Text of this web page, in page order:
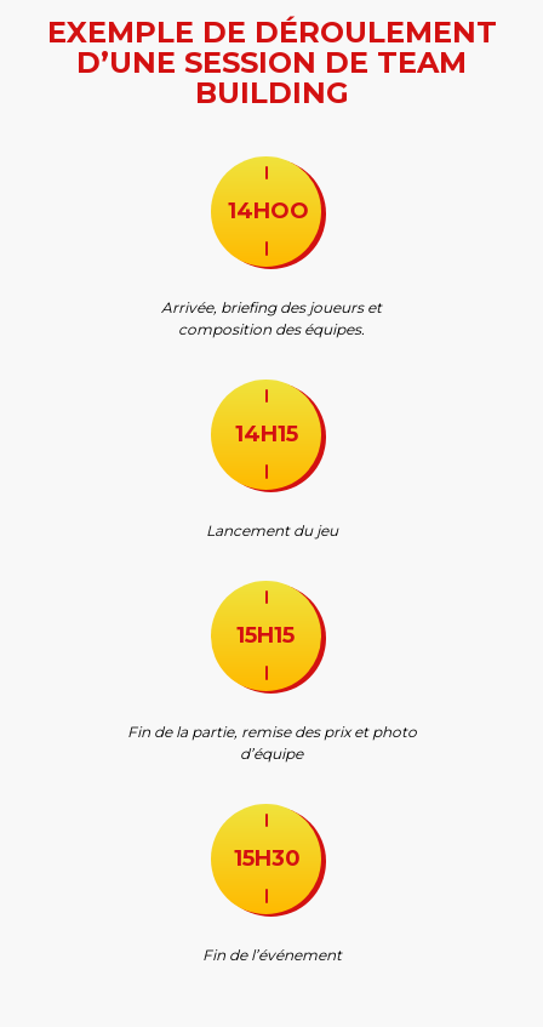
EXEMPLE DE DÉROULEMENT
D’UNE SESSION DE TEAM
BUILDING
14HOO
Arrivée, briefing des joueurs et
composition des équipes.
14H15
Lancement du jeu
15H15
Fin de la partie, remise des prix et photo
d’équipe
15H30
Fin de l’événement